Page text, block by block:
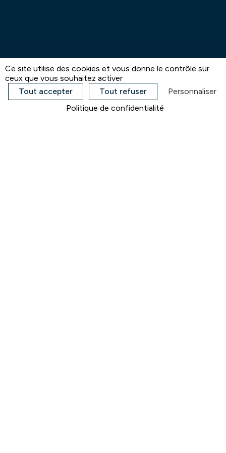
Ce site utilise des cookies et vous donne le contrôle sur
ceux que vous souhaitez activer
Tout accepter
Tout refuser
Personnaliser
Politique de confidentialité